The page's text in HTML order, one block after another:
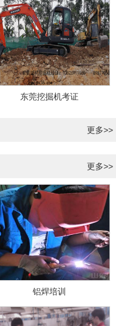
东莞挖掘机考证
更多>>
更多>>
铝焊培训